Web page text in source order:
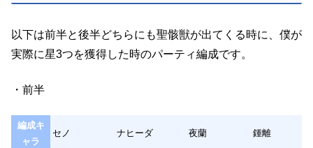
以下は前半と後半どちらにも聖骸獣が出てくる時に、僕が
実際に星3つを獲得した時のパーティ編成です。
・前半
編成キ
ャラ
セノ ナヒーダ 夜蘭 鍾離